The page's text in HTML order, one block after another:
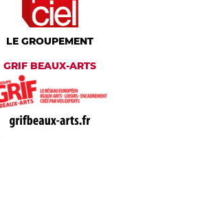
LE GROUPEMENT
GRIF BEAUX-ARTS